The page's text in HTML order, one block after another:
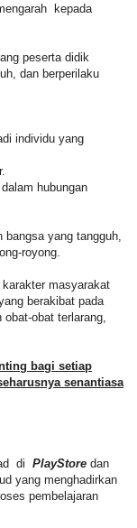
kepada
peserta didik
dan berperilaku
individu yang
hubungan
yang tangguh,
royong.
masyarakat
berakibat pada
obat terlarang,
bagi setiap
senantiasa
di PlayStore dan
yang menghadirkan
pembelajaran